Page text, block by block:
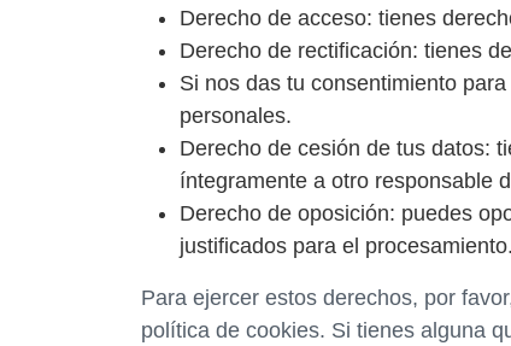
Derecho de acceso: tienes
Derecho de rectificación: tienes
Si nos das tu consentimiento
personales.
Derecho de cesión de tus datos:
íntegramente a otro responsable
Derecho de oposición: puedes
justificados para el procesamiento.
Para ejercer estos derechos, por
política de cookies. Si tienes alguna